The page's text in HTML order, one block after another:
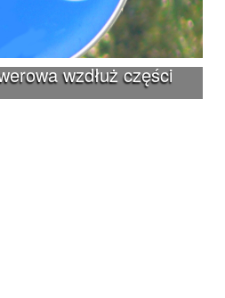
wzdłuż części